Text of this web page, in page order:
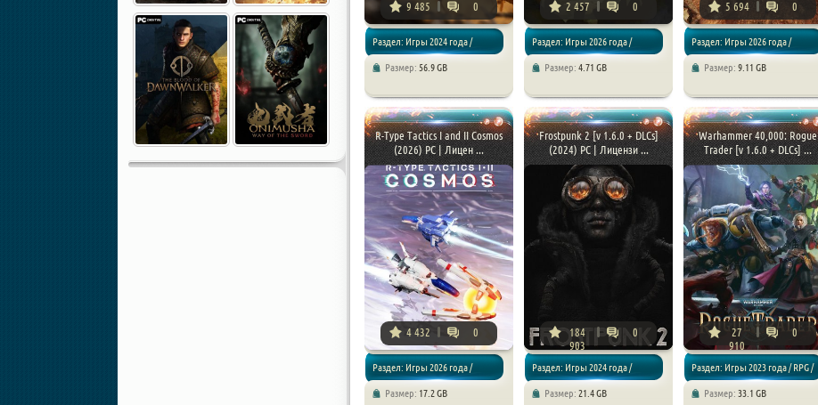
9 485 0
Раздел: Игры 2024 года /
Размер: 56.9 GB
2 457 0
Раздел: Игры 2026 года /
Размер: 4.71 GB
5 694 0
Раздел: Игры 2026 года /
Размер: 9.11 GB
R-Type Tactics I and II Cosmos
(2026) PC | Лицен ...
4 432 0
Раздел: Игры 2026 года /
Размер: 17.2 GB
Frostpunk 2 [v 1.6.0 + DLCs]
(2024) PC | Лицензи ...
184
903
0
Раздел: Игры 2024 года /
Размер: 21.4 GB
Warhammer 40,000: Rogue
Trader [v 1.6.0 + DLCs] ...
27
910
0
Раздел: Игры 2023 года / RPG /
Размер: 33.1 GB